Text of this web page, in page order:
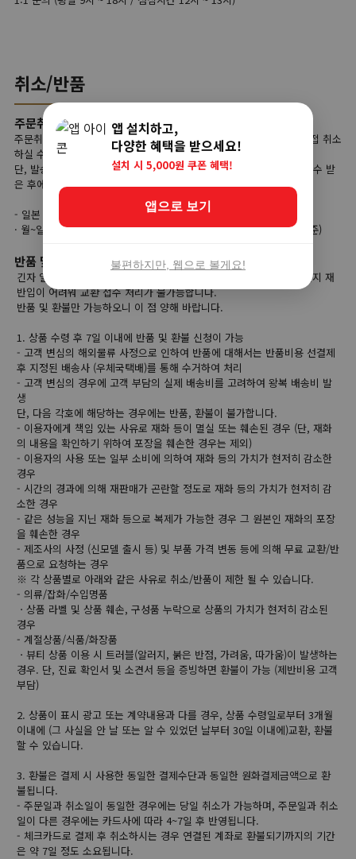
취소/반품
주문취소
주문취소는 상품준비 단계에서는 고객님이 사이트 마이페이지에서 직접 취소
하실 수가 있습니다.
단, 발송대기 단계부터는 고객님의 직접 취소가 불가능하며, 상품을 인수 받
은 후에 반품 접수를 하셔야 합니다.
- 일본 직접 취소가능 시간
· 월~일 주문 당일 오전 00:00부터 당일 오후 23:59까지 (한국시간 기준)
반품 및 교환
긴자 일본직구는 해외 현지 상품을 한국으로 배송하기 때문에 해외 현지 재
반입이 어려워 교환 접수 처리가 불가능합니다.
반품 및 환불만 가능하오니 이 점 양해 바랍니다.
1. 상품 수령 후 7일 이내에 반품 및 환불 신청이 가능
- 고객 변심의 해외물류 사정으로 인하여 반품에 대해서는 반품비용 선결제
후 지정된 배송사 (우체국택배)를 통해 수거하여 처리
- 고객 변심의 경우에 고객 부담의 실제 배송비를 고려하여 왕복 배송비 발
생
단, 다음 각호에 해당하는 경우에는 반품, 환불이 불가합니다.
- 이용자에게 책임 있는 사유로 재화 등이 멸실 또는 훼손된 경우 (단, 재화
의 내용을 확인하기 위하여 포장을 훼손한 경우는 제외)
- 이용자의 사용 또는 일부 소비에 의하여 재화 등의 가치가 현저히 감소한
경우
- 시간의 경과에 의해 재판매가 곤란할 정도로 재화 등의 가치가 현저히 감
소한 경우
- 같은 성능을 지닌 재화 등으로 복제가 가능한 경우 그 원본인 재화의 포장
을 훼손한 경우
- 제조사의 사정 (신모델 출시 등) 및 부품 가격 변동 등에 의해 무료 교환/반
품으로 요청하는 경우
※ 각 상품별로 아래와 같은 사유로 취소/반품이 제한 될 수 있습니다.
- 의류/잡화/수입명품
ㆍ상품 라벨 및 상품 훼손, 구성품 누락으로 상품의 가치가 현저히 감소된
경우
- 계절상품/식품/화장품
ㆍ뷰티 상품 이용 시 트러블(알러지, 붉은 반점, 가려움, 따가움)이 발생하는
경우. 단, 진료 확인서 및 소견서 등을 증빙하면 환불이 가능 (제반비용 고객
부담)
2. 상품이 표시 광고 또는 계약내용과 다를 경우, 상품 수령일로부터 3개월
이내에 (그 사실을 안 날 또는 알 수 있었던 날부터 30일 이내에)교환, 환불
할 수 있습니다.
3. 환불은 결제 시 사용한 동일한 결제수단과 동일한 원화결제금액으로 환
불됩니다.
- 주문일과 취소일이 동일한 경우에는 당일 취소가 가능하며, 주문일과 취소
일이 다른 경우에는 카드사에 따라 4~7일 후 반영됩니다.
- 체크카드로 결제 후 취소하시는 경우 연결된 계좌로 환불되기까지의 기간
은 약 7일 정도 소요됩니다.
앱 설치하고,
다양한 혜택을 받으세요!
설치 시 5,000원 쿠폰 혜택!
앱으로 보기
불편하지만, 웹으로 볼게요!